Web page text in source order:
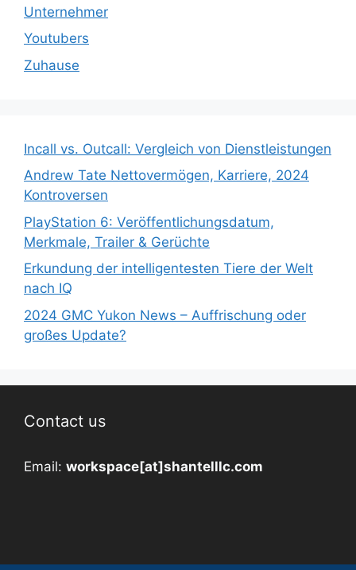
Unternehmer
Youtubers
Zuhause
Incall vs. Outcall: Vergleich von Dienstleistungen
Andrew Tate Nettovermögen, Karriere, 2024
Kontroversen
PlayStation 6: Veröffentlichungsdatum,
Merkmale, Trailer & Gerüchte
Erkundung der intelligentesten Tiere der Welt
nach IQ
2024 GMC Yukon News – Auffrischung oder
großes Update?
Contact us
Email: workspace[at]shantelllc.com